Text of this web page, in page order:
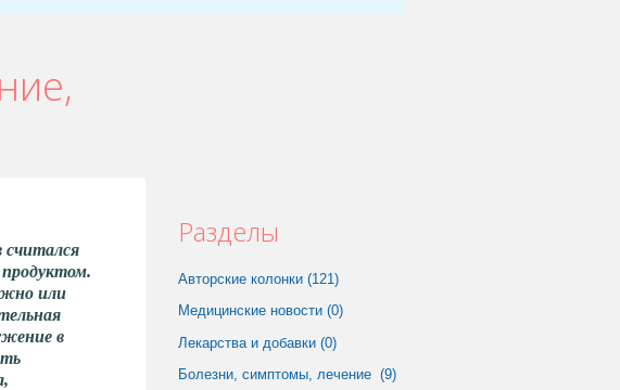
считался
или
в
Разделы
Авторские колонки (121)
Медицинские новости (0)
Лекарства и добавки (0)
Болезни, симптомы, лечение (9)